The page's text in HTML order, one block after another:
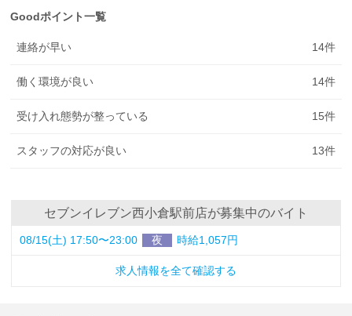
Goodポイント一覧
連絡が早い 14件
働く環境が良い 14件
受け入れ態勢が整っている 15件
スタッフの対応が良い 13件
セブンイレブン西小倉駅前店が募集中のバイト
08/15(土) 17:50〜23:00 夜 時給1,057円
求人情報を全て確認する